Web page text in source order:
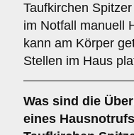
Taufkirchen
im Notfall manuell
kann am Körper
Stellen im Haus
Was sind die
eines